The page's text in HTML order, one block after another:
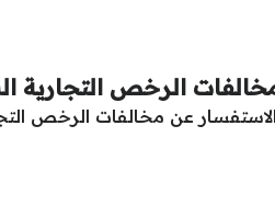
الرخص التجارية
عن مخالفات الرخص